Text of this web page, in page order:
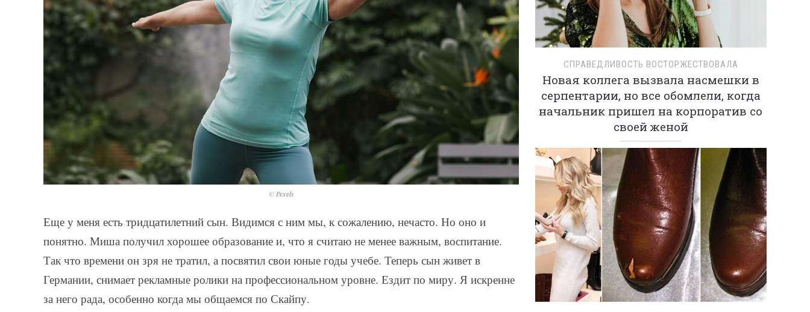
© Pexels
Еще у меня есть тридцатилетний сын. Видимся с ним мы, к сожалению, нечасто. Но оно и
понятно. Миша получил хорошее образование и, что я считаю не менее важным, воспитание.
Так что времени он зря не тратил, а посвятил свои юные годы учебе. Теперь сын живет в
Германии, снимает рекламные ролики на профессиональном уровне. Ездит по миру. Я искренне
за него рада, особенно когда мы общаемся по Скайпу.
СПРАВЕДЛИВОСТЬ ВОСТОРЖЕСТВОВАЛА
Новая коллега вызвала насмешки в
серпентарии, но все обомлели, когда
начальник пришел на корпоратив со
своей женой